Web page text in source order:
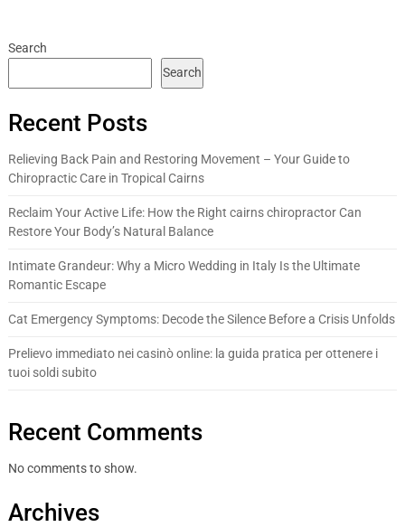
Search
Search
Recent Posts
Relieving Back Pain and Restoring Movement – Your Guide to
Chiropractic Care in Tropical Cairns
Reclaim Your Active Life: How the Right cairns chiropractor Can
Restore Your Body’s Natural Balance
Intimate Grandeur: Why a Micro Wedding in Italy Is the Ultimate
Romantic Escape
Cat Emergency Symptoms: Decode the Silence Before a Crisis Unfolds
Prelievo immediato nei casinò online: la guida pratica per ottenere i
tuoi soldi subito
Recent Comments
No comments to show.
Archives